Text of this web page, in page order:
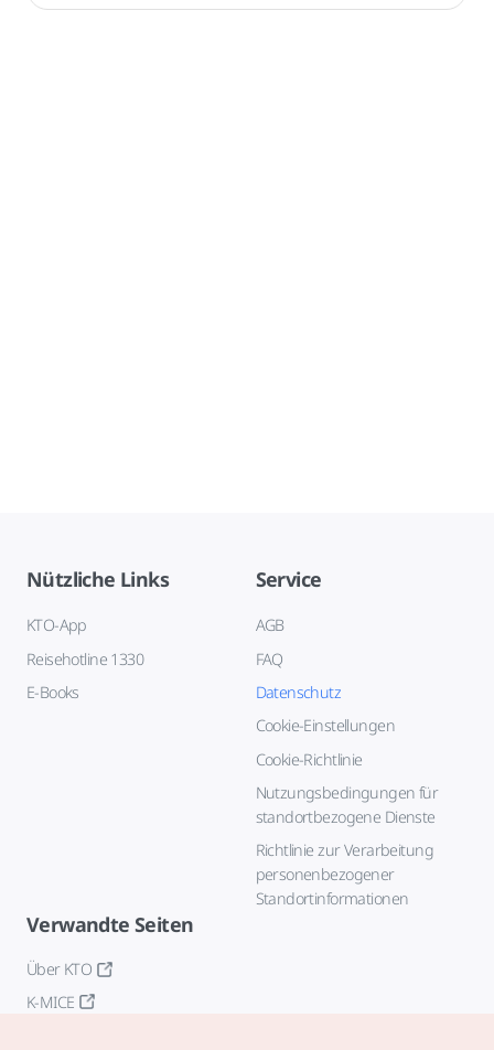
Nützliche Links
KTO-App
Reisehotline 1330
E-Books
Service
AGB
FAQ
Datenschutz
Cookie-Einstellungen
Cookie-Richtlinie
Nutzungsbedingungen für
standortbezogene Dienste
Richtlinie zur Verarbeitung
personenbezogener
Standortinformationen
Verwandte Seiten
Über KTO
K-MICE